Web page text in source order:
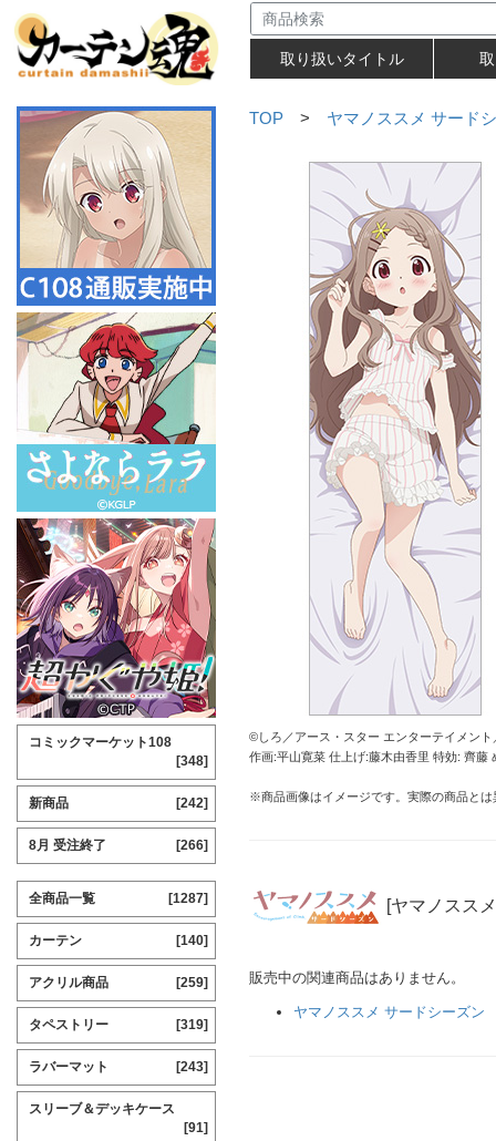
取り扱いタイトル
TOP > ヤマノススメ サード
©しろ／アース・スター エンターテイメン
作画:平山寛菜 仕上げ:藤木由香里 特効: 齊藤
※商品画像はイメージです。実際の商品と
[ヤマノスス
販売中の関連商品はありません。
ヤマノススメ サードシーズン
コミックマーケット108
[348]
新商品 [242]
8月 受注終了 [266]
全商品一覧 [1287]
カーテン [140]
アクリル商品 [259]
タペストリー [319]
ラバーマット [243]
スリーブ＆デッキケース
[91]